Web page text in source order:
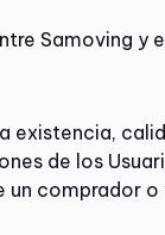
Samoving y
existencia,
de los
comprador o